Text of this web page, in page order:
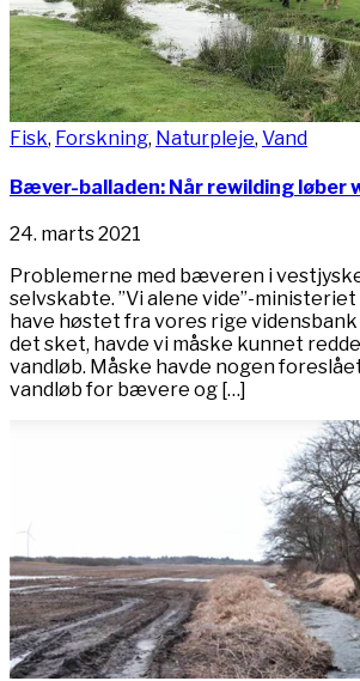
Fisk, Forskning, Naturpleje, Vand
Bæver-balladen: Når rewilding løber
24. marts 2021
Problemerne med bæveren i
selvskabte. ”Vi alene vide”-
have høstet fra vores rige vidensbank
det sket, havde vi måske kunnet
vandløb. Måske havde nogen
vandløb for bævere og […]